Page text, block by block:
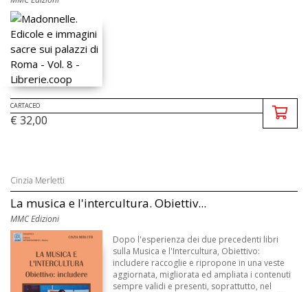
CARTACEO
€ 32,00
Cinzia Merletti
La musica e l'intercultura. Obiettiv...
MMC Edizioni
Dopo l'esperienza dei due precedenti libri
sulla Musica e l'Intercultura, Obiettivo:
includere raccoglie e ripropone in una veste
aggiornata, migliorata ed ampliata i contenuti
sempre validi e presenti, soprattutto, nel